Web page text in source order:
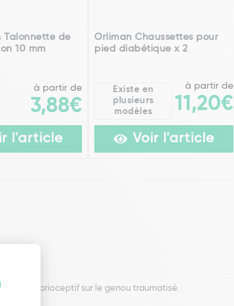
Talonnette de
10 mm
à partir de
3,88€
l'article
Orliman Chaussettes pour
pied diabétique x 2
Existe en
plusieurs
modèles
à partir de
11,20€
Voir l'article
proprioceptif sur le genou traumatisé.